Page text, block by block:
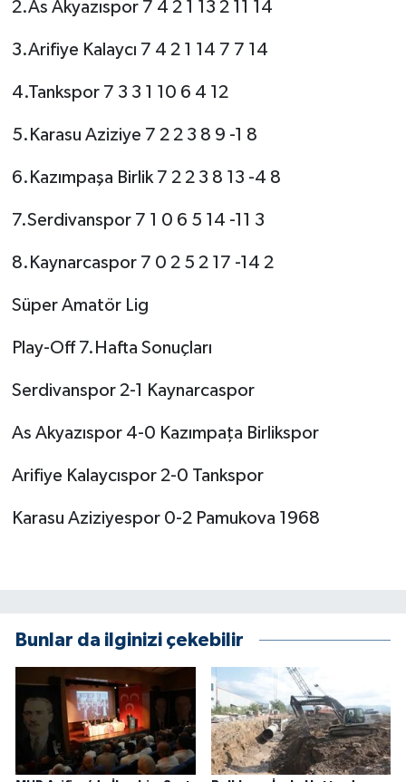
2.As Akyazıspor 7 4 2 1 13 2 11 14
3.Arifiye Kalaycı 7 4 2 1 14 7 7 14
4.Tankspor 7 3 3 1 10 6 4 12
5.Karasu Aziziye 7 2 2 3 8 9 -1 8
6.Kazımpaşa Birlik 7 2 2 3 8 13 -4 8
7.Serdivanspor 7 1 0 6 5 14 -11 3
8.Kaynarcaspor 7 0 2 5 2 17 -14 2
Süper Amatör Lig
Play-Off 7.Hafta Sonuçları
Serdivanspor 2-1 Kaynarcaspor
As Akyazıspor 4-0 Kazımpaţa Birlikspor
Arifiye Kalaycıspor 2-0 Tankspor
Karasu Aziziyespor 0-2 Pamukova 1968
Bunlar da ilginizi çekebilir